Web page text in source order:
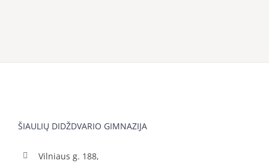
ŠIAULIŲ DIDŽDVARIO GIMNAZIJA
Vilniaus g. 188,